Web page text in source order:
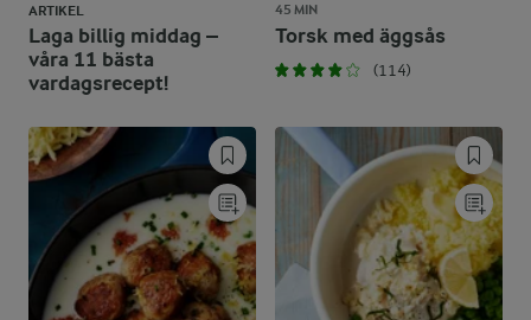
ARTIKEL
Laga billig middag –
våra 11 bästa
vardagsrecept!
45 MIN
Torsk med äggsås
(114)